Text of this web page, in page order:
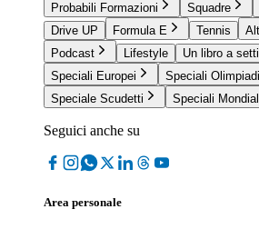
Probabili Formazioni
Squadre
Drive UP
Formula E Tennis
Podcast
Lifestyle
Un libro a
Speciali Europei
Speciali Olimpiadi
Speciale Scudetti
Speciali
Seguici anche su
Area personale